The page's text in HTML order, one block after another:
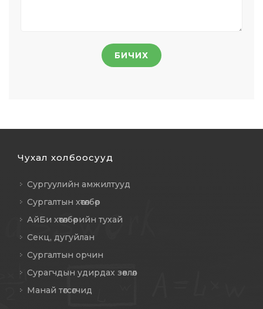
БИЧИХ
Чухал холбоосууд
Сургуулийн амжилтууд
Сургалтын хөтөлбөр
АйБи хөтөлбөрийн тухай
Секц, дугуйлан
Сургалтын орчин
Сурагчдын удирдах зөвлөл
Манай төгсөгчид